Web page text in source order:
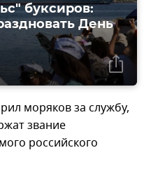
буксиров:
День
моряков за службу,
звание
российского